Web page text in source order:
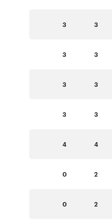
3 3
3 3
3 3
3 3
4 4
0 2
0 2